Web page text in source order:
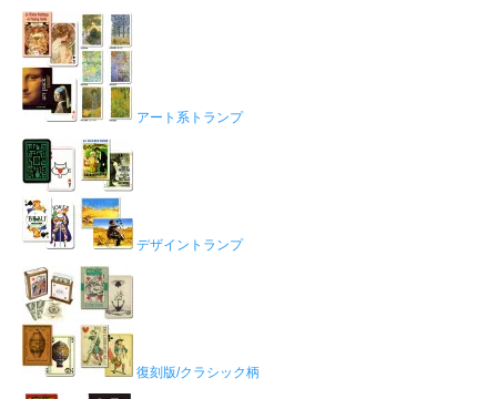
アート系トランプ
デザイントランプ
復刻版/クラシック柄